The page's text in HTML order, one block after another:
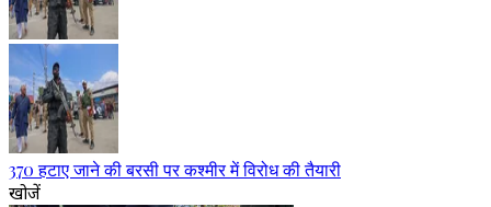
370 हटाए जाने की बरसी पर कश्मीर में विरोध की तैयारी
खोजें